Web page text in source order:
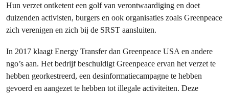
Hun verzet ontketent een golf van verontwaardiging en doet
duizenden activisten, burgers en ook organisaties zoals Greenpeace
zich verenigen en zich bij de SRST aansluiten.
In 2017 klaagt Energy Transfer dan Greenpeace USA en andere
ngo’s aan. Het bedrijf beschuldigt Greenpeace ervan het verzet te
hebben georkestreerd, een desinformatiecampagne te hebben
gevoerd en aangezet te hebben tot illegale activiteiten. Deze